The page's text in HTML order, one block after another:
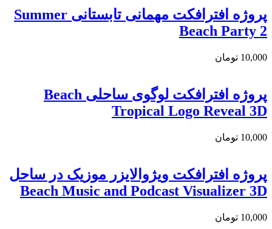
پروژه افترافکت مهمانی تابستانی Summer
Beach Party 2
10,000 تومان
پروژه افترافکت لوگوی ساحلی Beach
Tropical Logo Reveal 3D
10,000 تومان
پروژه افترافکت ویژوالایزر موزیک در ساحل
Beach Music and Podcast Visualizer 3D
10,000 تومان